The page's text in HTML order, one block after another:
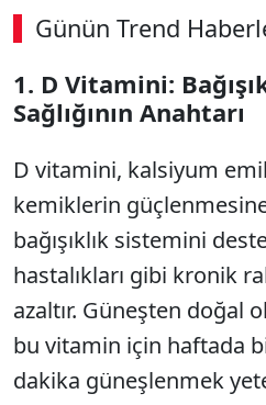
Günün Trend
1. D Vitamini:
Sağlığının Anahtarı
D vitamini, kalsiyum
kemiklerin güçlenmesine
bağışıklık sistemini
hastalıkları gibi kronik
azaltır. Güneşten doğal
bu vitamin için haftada
dakika güneşlenmek